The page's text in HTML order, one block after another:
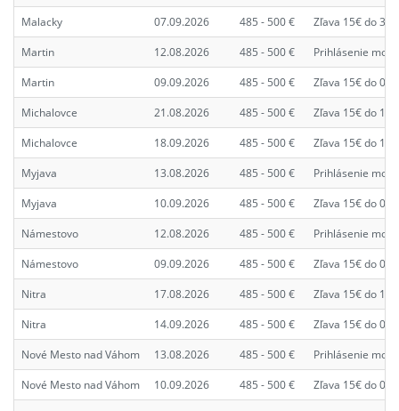
Malacky
07.09.2026 485 - 500 €
Zľava 15€ do
Martin
12.08.2026 485 - 500 €
Prihlásenie
Martin
09.09.2026 485 - 500 €
Zľava 15€ do
Michalovce
21.08.2026 485 - 500 €
Zľava 15€ do
Michalovce
18.09.2026 485 - 500 €
Zľava 15€ do
Myjava
13.08.2026 485 - 500 €
Prihlásenie
Myjava
10.09.2026 485 - 500 €
Zľava 15€ do
Námestovo
12.08.2026 485 - 500 €
Prihlásenie
Námestovo
09.09.2026 485 - 500 €
Zľava 15€ do
Nitra
17.08.2026 485 - 500 €
Zľava 15€ do
Nitra
14.09.2026 485 - 500 €
Zľava 15€ do
Nové Mesto nad Váhom
13.08.2026 485 - 500 €
Prihlásenie
Nové Mesto nad Váhom
10.09.2026 485 - 500 €
Zľava 15€ do